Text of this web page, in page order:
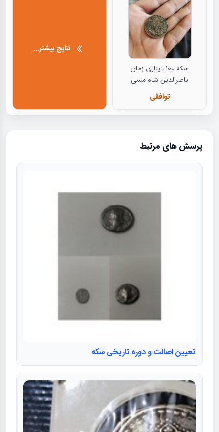
سکه 100 دیناری زمان
ناصرالدین شاه مسی
توافقی
نتایج بیشتر...
پرسش های مرتبط
تعیین اصالت و دوره تاریخی سکه